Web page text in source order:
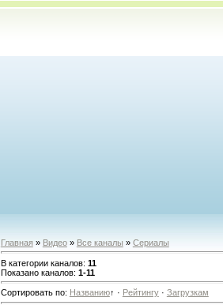
Главная » Видео» Все каналы » Сериалы
В категории каналов: 11
Показано каналов: 1-11
Сортировать по: Названию↑ · Рейтингу· Загрузкам